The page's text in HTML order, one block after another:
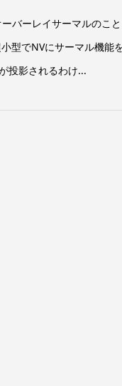
バーレイサーマルのこ
型でNVにサーマル機能
投影されるわけ...